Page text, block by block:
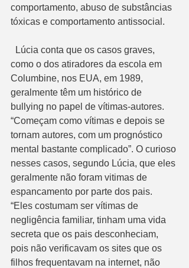
comportamento, abuso de substâncias
tóxicas e comportamento antissocial.
como o dos atiradores da escola em
Columbine, nos EUA, em 1989,
geralmente têm um histórico de
bullying no papel de vítimas-autores.
“Começam como vítimas e depois se
tornam autores, com um prognóstico
mental bastante complicado”. O curioso
nesses casos, segundo Lúcia, que eles
geralmente não foram vitimas de
espancamento por parte dos pais.
“Eles costumam ser vítimas de
negligência familiar, tinham uma vida
secreta que os pais desconheciam,
pois não verificavam os sites que os
filhos frequentavam na internet, não